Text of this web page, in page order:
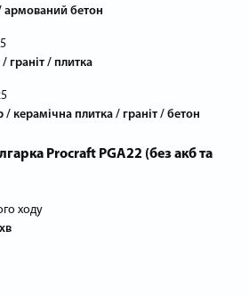
армований бетон
граніт / плитка
керамічна плитка / граніт / бетон
Procraft PGA22 (без акб та
ходу